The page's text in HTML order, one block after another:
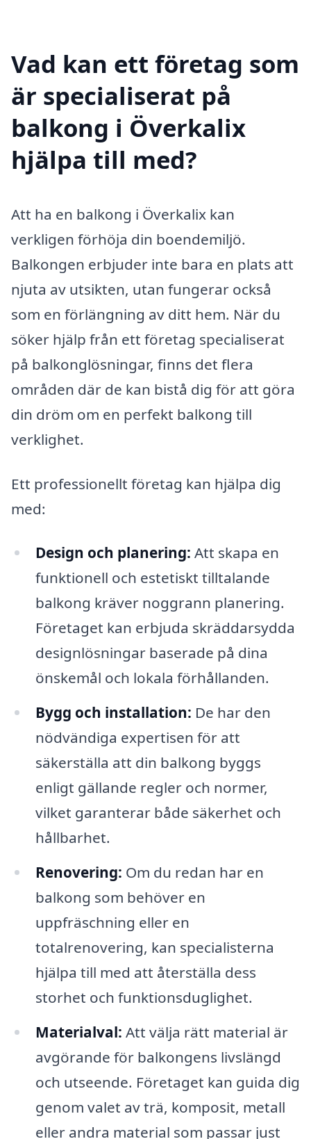
Vad kan ett företag som
är specialiserat på
balkong i Överkalix
hjälpa till med?
Att ha en balkong i Överkalix kan
verkligen förhöja din boendemiljö.
Balkongen erbjuder inte bara en plats att
njuta av utsikten, utan fungerar också
som en förlängning av ditt hem. När du
söker hjälp från ett företag specialiserat
på balkonglösningar, finns det flera
områden där de kan bistå dig för att göra
din dröm om en perfekt balkong till
verklighet.
Ett professionellt företag kan hjälpa dig
med:
Design och planering: Att skapa en
funktionell och estetiskt tilltalande
balkong kräver noggrann planering.
Företaget kan erbjuda skräddarsydda
designlösningar baserade på dina
önskemål och lokala förhållanden.
Bygg och installation: De har den
nödvändiga expertisen för att
säkerställa att din balkong byggs
enligt gällande regler och normer,
vilket garanterar både säkerhet och
hållbarhet.
Renovering: Om du redan har en
balkong som behöver en
uppfräschning eller en
totalrenovering, kan specialisterna
hjälpa till med att återställa dess
storhet och funktionsduglighet.
Materialval: Att välja rätt material är
avgörande för balkongens livslängd
och utseende. Företaget kan guida dig
genom valet av trä, komposit, metall
eller andra material som passar just